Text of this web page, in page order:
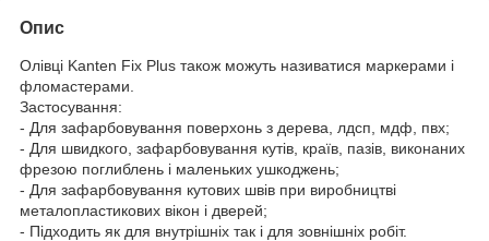
Опис
Олівці Kanten Fix Plus також можуть називатися маркерами і
фломастерами.
Застосування:
- Для зафарбовування поверхонь з дерева, лдсп, мдф, пвх;
- Для швидкого, зафарбовування кутів, країв, пазів, виконаних
фрезою поглиблень і маленьких ушкоджень;
- Для зафарбовування кутових швів при виробництві
металопластикових вікон і дверей;
- Підходить як для внутрішніх так і для зовнішніх робіт.